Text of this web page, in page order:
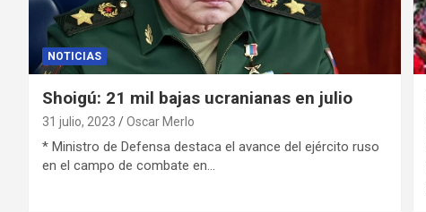
NOTICIAS
Shoigú: 21 mil bajas ucranianas en julio
31 julio, 2023 Oscar Merlo
* Ministro de Defensa destaca el avance del ejército ruso
en el campo de combate en…